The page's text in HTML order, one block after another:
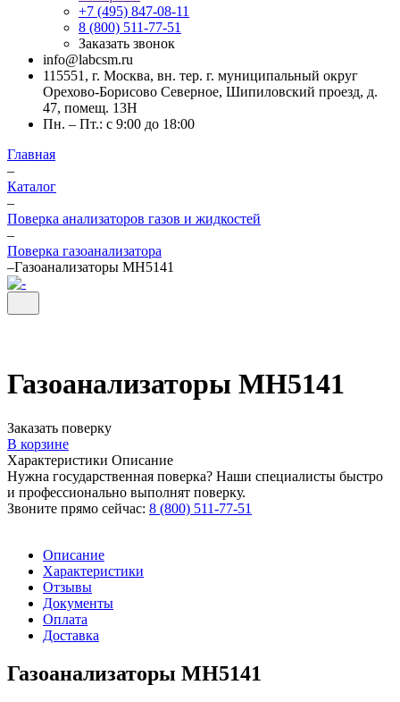
+7 (495) 847-08-11
8 (800) 511-77-51
Заказать звонок
info@labcsm.ru
115551, г. Москва, вн. тер. г. муниципальный округ
Орехово-Борисово Северное, Шипиловский проезд, д.
47, помещ. 13Н
Пн. – Пт.: с 9:00 до 18:00
Главная
–
Каталог
–
Поверка анализаторов газов и жидкостей
–
Поверка газоанализатора
–Газоанализаторы МН5141
Газоанализаторы МН5141
Заказать поверку
В корзине
Характеристики Описание
Нужна государственная поверка? Наши специалисты быстро
и профессионально выполнят поверку.
Звоните прямо сейчас: 8 (800) 511-77-51
Описание
Характеристики
Отзывы
Документы
Оплата
Доставка
Газоанализаторы МН5141